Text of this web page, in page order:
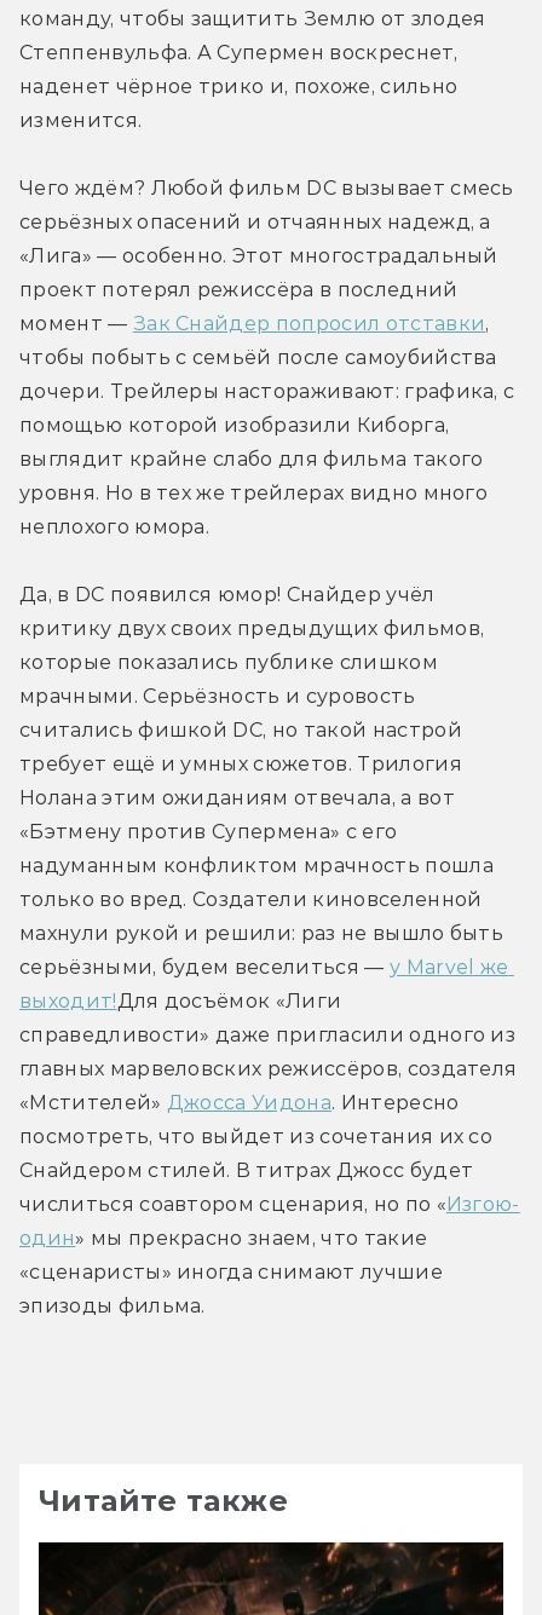
команду, чтобы защитить Землю от злодея
Степпенвульфа. А Супермен воскреснет,
наденет чёрное трико и, похоже, сильно
изменится.
Чего ждём? Любой фильм DC вызывает смесь
серьёзных опасений и отчаянных надежд, а
«Лига» — особенно. Этот многострадальный
проект потерял режиссёра в последний
момент — Зак Снайдер попросил отставки,
чтобы побыть с семьёй после самоубийства
дочери. Трейлеры настораживают: графика, с
помощью которой изобразили Киборга,
выглядит крайне слабо для фильма такого
уровня. Но в тех же трейлерах видно много
неплохого юмора.
Да, в DC появился юмор! Снайдер учёл
критику двух своих предыдущих фильмов,
которые показались публике слишком
мрачными. Серьёзность и суровость
считались фишкой DC, но такой настрой
требует ещё и умных сюжетов. Трилогия
Нолана этим ожиданиям отвечала, а вот
«Бэтмену против Супермена» с его
надуманным конфликтом мрачность пошла
только во вред. Создатели киновселенной
махнули рукой и решили: раз не вышло быть
серьёзными, будем веселиться — у Marvel же
выходит! Для досъёмок «Лиги
справедливости» даже пригласили одного из
главных марвеловских режиссёров, создателя
«Мстителей» Джосса Уидона. Интересно
посмотреть, что выйдет из сочетания их со
Снайдером стилей. В титрах Джосс будет
числиться соавтором сценария, но по «Изгою-
один» мы прекрасно знаем, что такие
«сценаристы» иногда снимают лучшие
эпизоды фильма.
Читайте также